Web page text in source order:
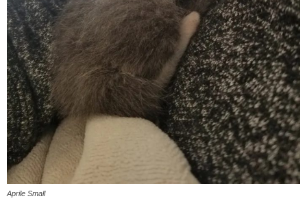
Aprile Small